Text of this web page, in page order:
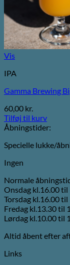
Vis
IPA
Gamma Brewing
60,00 kr.
Tilføj til kurv
Åbningstider:
Specielle lukke/
Ingen
Normale
Onsdag kl.16.00 til
Torsdag kl.16.00 til
Fredag kl.13.30 til
Lørdag kl.10.00 til
Altid åbent efter
Links